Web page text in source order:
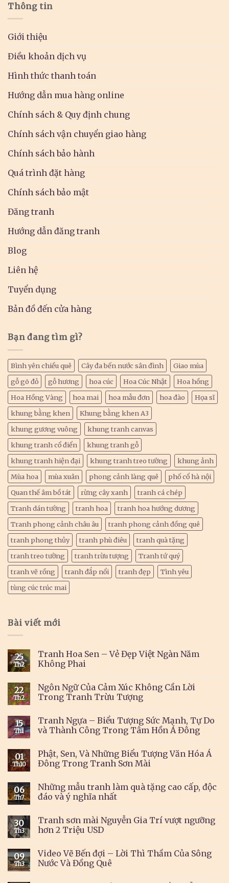
Thông tin
Giới thiệu
Điều khoản dịch vụ
Hình thức thanh toán
Hướng dẫn mua hàng online
Chính sách & Quy định chung
Chính sách vận chuyển giao hàng
Chính sách bảo hành
Quá trình đặt hàng
Chính sách bảo mật
Đăng tranh
Hướng dẫn đăng tranh
Blog
Liên hệ
Tuyển dụng
Bản đồ đến cửa hàng
Bạn đang tìm gì?
Bình yên chiều quê Cây đa bến nước sân đình
Giao mùa
gỗ gõ đỏ
gỗ hương hoa cúc Hoa Cúc Nhật
Hoa hồng
Hoa Hồng Vàng
hoa mai hoa mẫu đơn hoa đào
Họa sĩ
khung bằng khen
Khung bằng khen A3
khung gương vuông
khung tranh canvas
khung tranh cổ điển
khung tranh gỗ
khung tranh hiện đại
khung tranh treo tường
khung ảnh
Mùa hoa
mùa xuân phong cảnh làng quê
phố cổ hà nội
Quan thế âm bồ tát
rừng cây xanh
tranh cá chép
Tranh dán tường
tranh hoa
tranh hoa hướng dương
Tranh phong cảnh châu âu
tranh phong cảnh đồng quê
tranh phong thủy
tranh phù điêu
tranh quà tặng
tranh treo tường
tranh trừu tượng
Tranh tứ quý
tranh vẽ rồng
tranh đắp nổi tranh đẹp
Tình yêu
tùng cúc trúc mai
Bài viết mới
25
Th2
Tranh Hoa Sen – Vẻ Đẹp Việt Ngàn Năm
Không Phai
22
Th2
Ngôn Ngữ Của Cảm Xúc Không Cần Lời
Trong Tranh Trừu Tượng
15
Th1
Tranh Ngựa – Biểu Tượng Sức Mạnh, Tự Do
và Thành Công Trong Tâm Hồn Á Đông
01
Th10
Phật, Sen, Và Những Biểu Tượng Văn Hóa Á
Đông Trong Tranh Sơn Mài
06
Th7
Những mẫu tranh làm quà tặng cao cấp, độc
đáo và ý nghĩa nhất
30
Th3
Tranh sơn mài Nguyễn Gia Trí vượt ngưỡng
hơn 2 Triệu USD
09
Th3
Video Vẽ Bến đợi – Lời Thì Thầm Của Sông
Nước Và Đồng Quê